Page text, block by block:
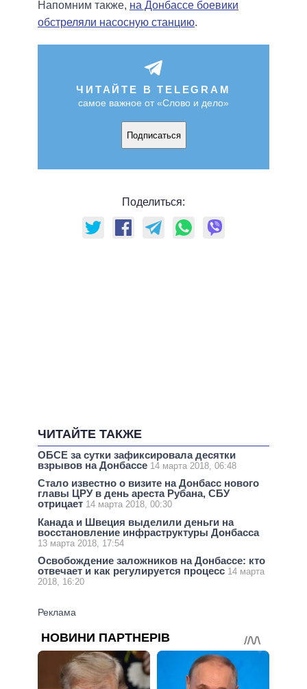
Напомним также, на Донбассе боевики
обстреляли насосную станцию.
ЧИТАЙТЕ В TELEGRAM
самое важное от «Слово и дело»
Подписаться
Поделиться:
ЧИТАЙТЕ ТАКЖЕ
ОБСЕ за сутки зафиксировала десятки
взрывов на Донбассе 14 марта 2018, 06:48
Стало известно о визите на Донбасс нового
главы ЦРУ в день ареста Рубана, СБУ
отрицает 14 марта 2018, 00:30
Канада и Швеция выделили деньги на
восстановление инфраструктуры Донбасса
13 марта 2018, 17:54
Освобождение заложников на Донбассе: кто
отвечает и как регулируется процесс 14 марта
2018, 16:20